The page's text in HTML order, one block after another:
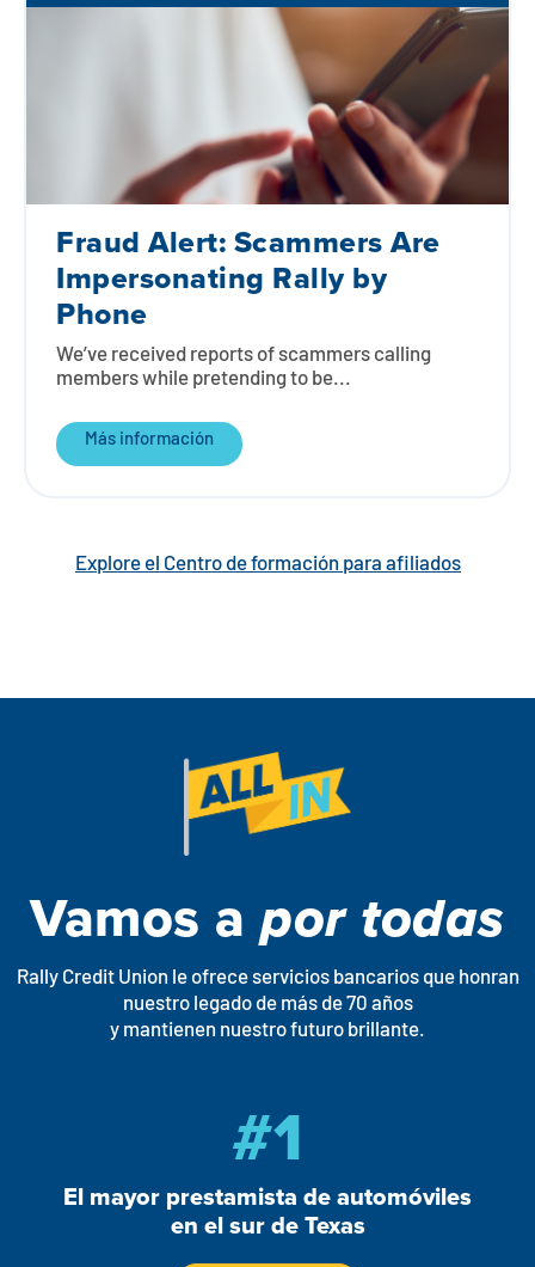
Fraud Alert: Scammers Are
Impersonating Rally by
Phone
We’ve received reports of scammers calling
members while pretending to be...
Más información
Explore el Centro de formación para afiliados
Vamos apor todas
Rally Credit Union le ofrece servicios bancarios que honran
nuestro legado de más de 70 años
y mantienen nuestro futuro brillante.
#1
El mayor prestamista de automóviles
en el sur de Texas